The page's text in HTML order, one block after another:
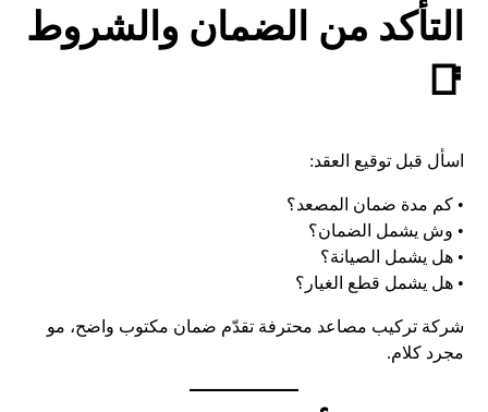
التأكد من الضمان والشروط
📑
اسأل قبل توقيع العقد:
• كم مدة ضمان المصعد؟
• وش يشمل الضمان؟
• هل يشمل الصيانة؟
• هل يشمل قطع الغيار؟
شركة تركيب مصاعد محترفة تقدّم ضمان مكتوب واضح، مو
مجرد كلام.